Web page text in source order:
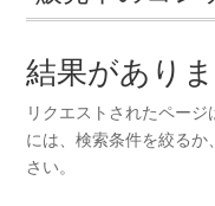
結果がありま
リクエストされたペー
には、検索条件を絞る
さい。